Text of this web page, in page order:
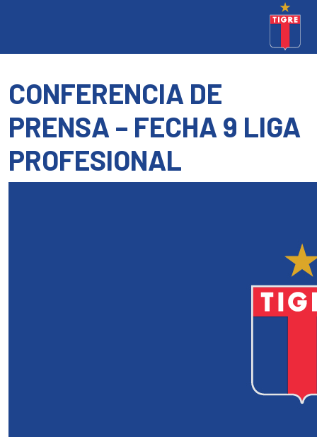
CONFERENCIA DE
PRENSA – FECHA 9 LIGA
PROFESIONAL